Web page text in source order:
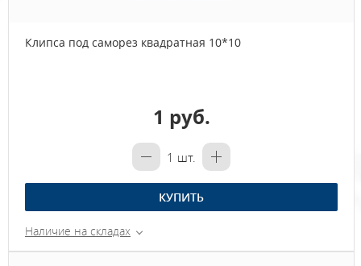
Клипса под саморез квадратная 10*10
1 руб.
1 шт.
КУПИТЬ
Наличие на складах